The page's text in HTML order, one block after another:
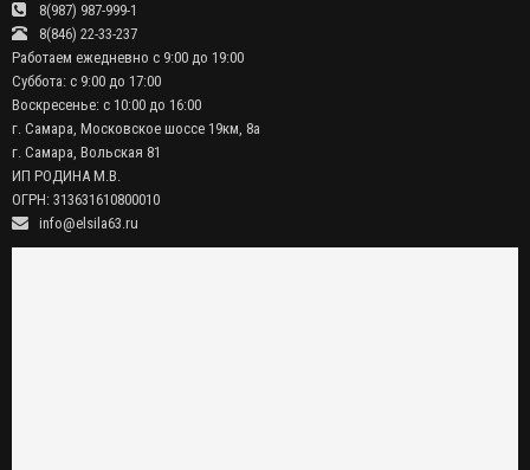
8(987) 987-999-1
8(846) 22-33-237
Работаем ежедневно с 9:00 до 19:00
Суббота: с 9:00 до 17:00
Воскресенье: с 10:00 до 16:00
г. Самара, Московское шоссе 19км, 8а
г. Самара, Вольская 81
ИП РОДИНА М.В.
ОГРН: 313631610800010
info@elsila63.ru